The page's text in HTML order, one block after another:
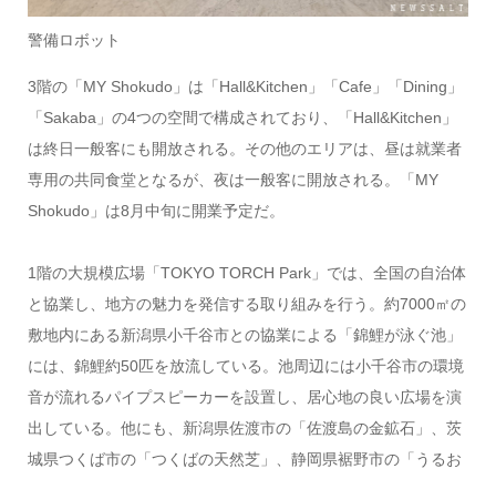
警備ロボット
3階の「MY Shokudo」は「Hall&Kitchen」「Cafe」「Dining」
「Sakaba」の4つの空間で構成されており、「Hall&Kitchen」
は終日一般客にも開放される。その他のエリアは、昼は就業者
専用の共同食堂となるが、夜は一般客に開放される。「MY
Shokudo」は8月中旬に開業予定だ。
1階の大規模広場「TOKYO TORCH Park」では、全国の自治体
と協業し、地方の魅力を発信する取り組みを行う。約7000㎡の
敷地内にある新潟県小千谷市との協業による「錦鯉が泳ぐ池」
には、錦鯉約50匹を放流している。池周辺には小千谷市の環境
音が流れるパイプスピーカーを設置し、居心地の良い広場を演
出している。他にも、新潟県佐渡市の「佐渡島の金鉱石」、茨
城県つくば市の「つくばの天然芝」、静岡県裾野市の「うるお